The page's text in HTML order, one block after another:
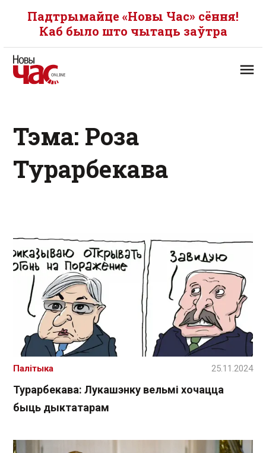
Падтрымайце «Новы Час» сёння!
Каб было што чытаць заўтра
Тэма: Роза
Турарбекава
Турарбекава: Лукашэнку вельмі хочацца
быць дыктатарам
Палітыка 25.11.2024